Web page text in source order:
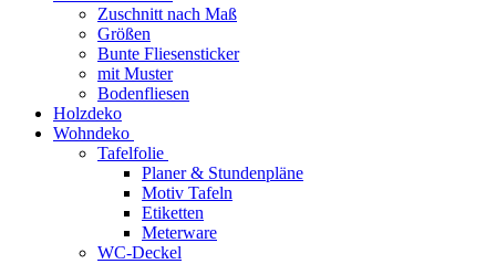
Zuschnitt nach Maß
Größen
Bunte Fliesensticker
mit Muster
Bodenfliesen
Holzdeko
Wohndeko
Tafelfolie
Planer & Stundenpläne
Motiv Tafeln
Etiketten
Meterware
WC-Deckel